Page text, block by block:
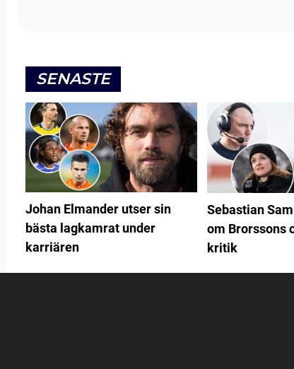
SENASTE
Johan Elmander utser sin
bästa lagkamrat under
karriären
Sebastian
om Brorssons
kritik